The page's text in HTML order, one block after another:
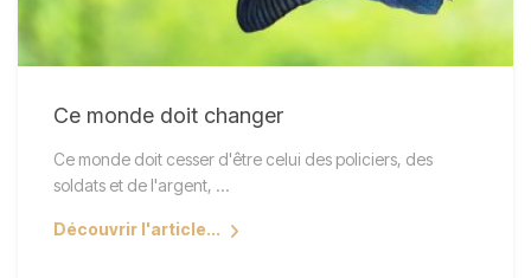
Ce monde doit changer
Ce monde doit cesser d'être celui des policiers, des
soldats et de l'argent, ...
Découvrir l'article...